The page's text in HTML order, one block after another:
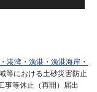
港湾・漁港・漁港海岸・
等における土砂災害防止
事等休止（再開）届出